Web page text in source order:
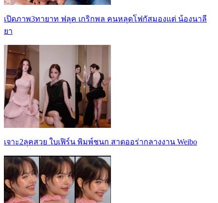
เปิดภาพ3ทายาท ฟลุค เกริกพล คนหลุดโฟกัสมองแต่ น้องนาลี
ยา
เจาะ2ลุคสวย ใบเฟิร์น พิมพ์ชนก สาดออร่ากลางงาน Weibo